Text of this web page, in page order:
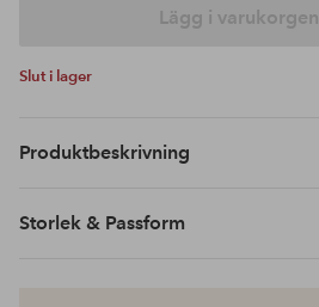
Lägg i varukorgen
Slut i lager
Produktbeskrivning
Storlek & Passform